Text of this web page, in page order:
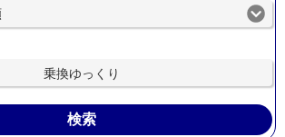
乗換ゆっくり